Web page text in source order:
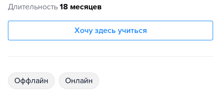
Длительность 18 месяцев
Хочу здесь учиться
Оффлайн Онлайн